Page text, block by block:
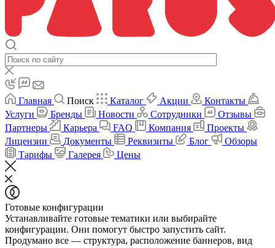
Главная Поиск Каталог Акции
Контакты
Услуги
Бренды Новости Сотрудники
Отзывы
Партнеры
Карьера FAQ Компания
Проекты
Лицензии
Документы Реквизиты Блог
Обзоры
Тарифы
Галерея Цены
Готовые конфигурации
Устанавливайте готовые тематики или выбирайте
конфигурации. Они помогут быстро запустить сайт.
Продумано все — структура, расположение баннеров, вид